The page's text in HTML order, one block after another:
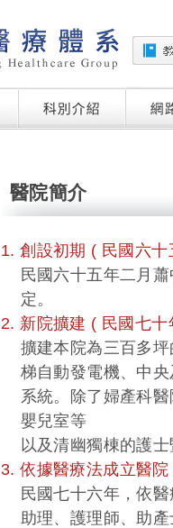
醫院簡介
1. 創設初期 ( 民國六十
民國六十五年二月蕭
定。
2. 新院擴建 ( 民國七十
擴建本院為三百多坪
梯自動發電機、中央
系統。除了婦產科醫
嬰兒室等
以及清幽獨棟的護士
3. 依據醫療法成立醫
民國七十六年，依醫
助理、護理師、助產